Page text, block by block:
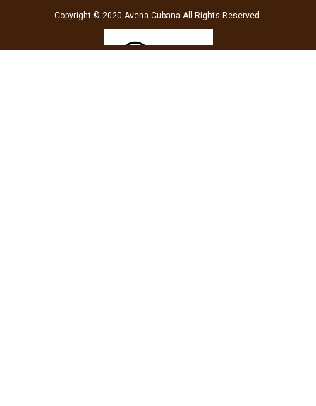
Copyright © 2020 Avena Cubana All Rights Reserved.